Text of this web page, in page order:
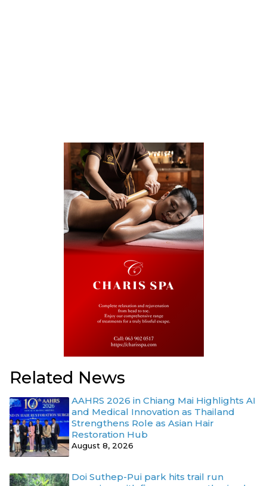
Related News
AAHRS 2026 in Chiang Mai Highlights AI
and Medical Innovation as Thailand
Strengthens Role as Asian Hair
Restoration Hub
August 8, 2026
Doi Suthep-Pui park hits trail run